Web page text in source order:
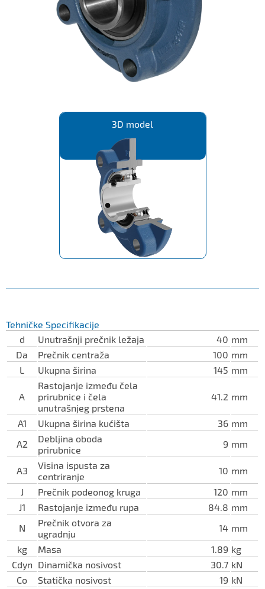
IL50V
IL60
IL70
Specijalne Glavčine
3D model
Tehničke Specifikacije
d
Unutrašnji prečnik ležaja 40 mm
Da
Prečnik centraža 100 mm
L
Ukupna širina 145 mm
A
Rastojanje između čela
prirubnice i čela
unutrašnjeg prstena
41.2 mm
A1 Ukupna širina kućišta 36 mm
A2
Debljina oboda
prirubnice
9 mm
A3
Visina ispusta za
centriranje
10 mm
J
Prečnik podeonog kruga 120 mm
J1
Rastojanje između rupa 84.8 mm
N
Prečnik otvora za
ugradnju
14 mm
kg
Masa 1.89 kg
Cdyn Dinamička nosivost 30.7 kN
Co
Statička nosivost 19 kN